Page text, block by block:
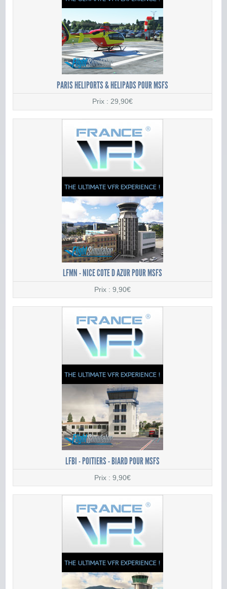
PARIS HELIPORTS & HELIPADS POUR MSFS
Prix : 29,90€
LFMN - NICE COTE D AZUR POUR MSFS
Prix : 9,90€
LFBI - POITIERS - BIARD POUR MSFS
Prix : 9,90€